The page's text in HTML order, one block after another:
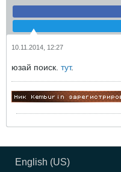
10.11.2014, 12:27
юзай поиск. тут.
English (US)